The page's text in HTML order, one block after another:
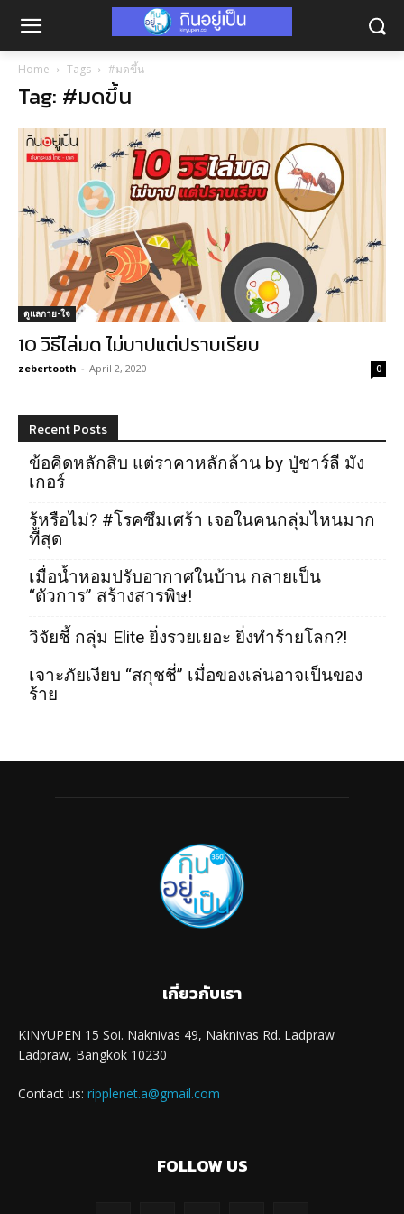
Home Tags #มดขึ้น
Tag: #มดขึ้น
ดูแลกาย-ใจ
10 วิธีไล่มด ไม่บาปแต่ปราบเรียบ
zebertooth - April 2, 2020 0
Recent Posts
ข้อคิดหลักสิบ แต่ราคาหลักล้าน by ปู่ชาร์ลี มัง
เกอร์
รู้หรือไม่? #โรคซึมเศร้า เจอในคนกลุ่มไหนมาก
ที่สุด
เมื่อน้ำหอมปรับอากาศในบ้าน กลายเป็น
“ตัวการ” สร้างสารพิษ!
วิจัยชี้ กลุ่ม Elite ยิ่งรวยเยอะ ยิ่งทำร้ายโลก?!
เจาะภัยเงียบ “สกุชชี่” เมื่อของเล่นอาจเป็นของ
ร้าย
เกี่ยวกับเรา
KINYUPEN 15 Soi. Naknivas 49, Naknivas Rd. Ladpraw
Ladpraw, Bangkok 10230
Contact us: ripplenet.a@gmail.com
FOLLOW US